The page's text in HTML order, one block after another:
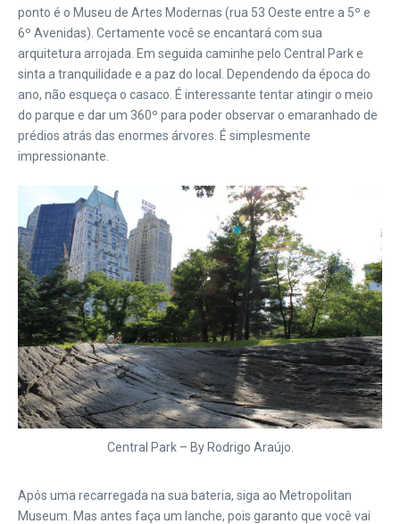
ponto é o Museu de Artes Modernas (rua 53 Oeste entre a 5º e
6º Avenidas). Certamente você se encantará com sua
arquitetura arrojada. Em seguida caminhe pelo Central Park e
sinta a tranquilidade e a paz do local. Dependendo da época do
ano, não esqueça o casaco. É interessante tentar atingir o meio
do parque e dar um 360º para poder observar o emaranhado de
prédios atrás das enormes árvores. É simplesmente
impressionante.
Central Park – By Rodrigo Araújo.
Após uma recarregada na sua bateria, siga ao Metropolitan
Museum. Mas antes faça um lanche, pois garanto que você vai